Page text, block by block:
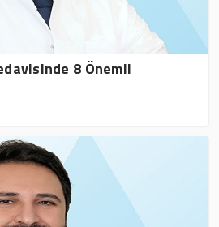
8 Önemli